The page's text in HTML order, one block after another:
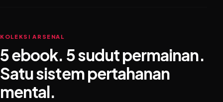
KOLEKSI ARSENAL
5 ebook. 5 sudut permainan.
Satu sistem pertahanan
mental.